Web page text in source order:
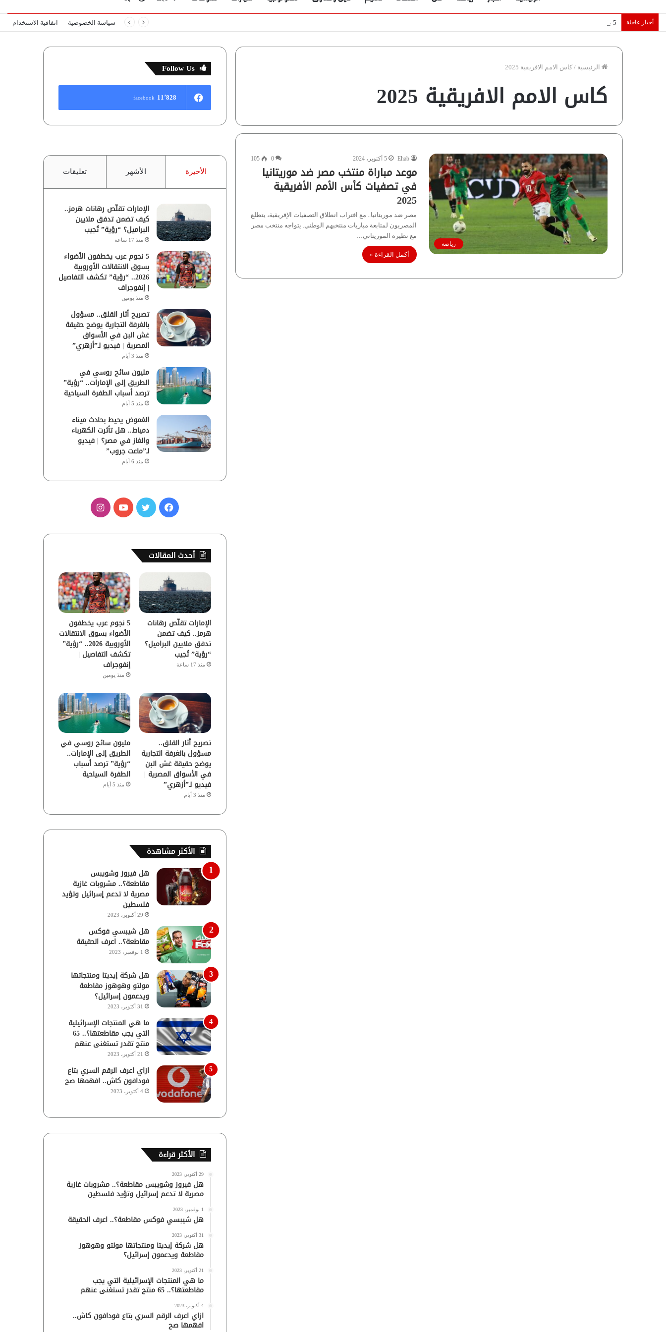
عنالمظلم
أخبار عاجلة 5 نجوم عرب يخطفون الأضواء بسوق الانتقالات الأوروبية 2026.. “رؤية” تكشف التفاصيل | إنفوجراف سياسة الخصوصية اتفاقية الاستخدام
الرئيسية / كاس الامم الافريقية 2025
كاس الامم الافريقية 2025
رياضة
Ehab 5 أكتوبر، 2024 0
105
موعد مباراة منتخب مصر ضد موريتانيا
في تصفيات كأس الأمم الأفريقية
2025
مصر ضد موريتانيا.. مع اقتراب انطلاق التصفيات الإفريقية، يتطلع
المصريون لمتابعة مباريات منتخبهم الوطني. يتواجه منتخب مصر
مع نظيره الموريتاني…
أكمل القراءة »
Follow Us
11٬828 facebook
الأخيرة الأشهر تعليقات
الإمارات تقلّص رهانات هرمز..
كيف تضمن تدفق ملايين
البراميل؟ “رؤية” تُجيب
منذ 17 ساعة
5 نجوم عرب يخطفون الأضواء
بسوق الانتقالات الأوروبية
2026.. “رؤية” تكشف التفاصيل
| إنفوجراف
منذ يومين
تصريح أثار القلق.. مسؤول
بالغرفة التجارية يوضح حقيقة
غش البن في الأسواق
المصرية | فيديو لـ”أزهري”
منذ 3 أيام
مليون سائح روسي في
الطريق إلى الإمارات.. “رؤية”
ترصد أسباب الطفرة السياحية
منذ 5 أيام
الغموض يحيط بحادث ميناء
دمياط.. هل تأثرت الكهرباء
والغاز في مصر؟ | فيديو
لـ”ماعت جروب”
منذ 6 أيام
ف
س
و
ك
ي
و
ب
ا
ق
ر
ا
م
أحدث المقالات
الإمارات تقلّص رهانات
هرمز.. كيف تضمن
تدفق ملايين البراميل؟
“رؤية” تُجيب
منذ 17 ساعة
5 نجوم عرب يخطفون
الأضواء بسوق الانتقالات
الأوروبية 2026.. “رؤية”
تكشف التفاصيل |
إنفوجراف
منذ يومين
تصريح أثار القلق..
مسؤول بالغرفة التجارية
يوضح حقيقة غش البن
في الأسواق المصرية |
فيديو لـ”أزهري”
منذ 3 أيام
مليون سائح روسي في
الطريق إلى الإمارات..
“رؤية” ترصد أسباب
الطفرة السياحية
منذ 5 أيام
الأكثر مشاهدة
هل فيروز وشويبس
مقاطعة؟.. مشروبات غازية
مصرية لا تدعم إسرائيل وتؤيد
فلسطين
29 أكتوبر، 2023
هل شيبسي فوكس
مقاطعة؟.. اعرف الحقيقة
1 نوفمبر، 2023
هل شركة إيديتا ومنتجاتها
مولتو وهوهوز مقاطعة
ويدعمون إسرائيل؟
31 أكتوبر، 2023
ما هي المنتجات الإسرائيلية
التي يجب مقاطعتها؟.. 65
منتج تقدر تستغنى عنهم
21 أكتوبر، 2023
ازاي اعرف الرقم السري بتاع
فودافون كاش.. افهمها صح
4 أكتوبر، 2023
الأكثر قراءة
29 أكتوبر، 2023
هل فيروز وشويبس مقاطعة؟.. مشروبات غازية
مصرية لا تدعم إسرائيل وتؤيد فلسطين
1 نوفمبر، 2023
هل شيبسي فوكس مقاطعة؟.. اعرف الحقيقة
31 أكتوبر، 2023
هل شركة إيديتا ومنتجاتها مولتو وهوهوز
مقاطعة ويدعمون إسرائيل؟
21 أكتوبر، 2023
ما هي المنتجات الإسرائيلية التي يجب
مقاطعتها؟.. 65 منتج تقدر تستغنى عنهم
4 أكتوبر، 2023
ازاي اعرف الرقم السري بتاع فودافون كاش..
افهمها صح